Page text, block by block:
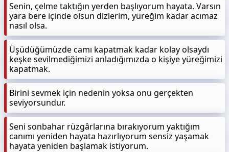
Senin, çelme taktığın yerden başlıyorum hayata. Varsın
yara bere içinde olsun dizlerim, yüreğim kadar acımaz
nasıl olsa.
Üşüdüğümüzde camı kapatmak kadar kolay olsaydı
keşke sevilmediğimizi anladığımızda o kişiye yüreğimizi
kapatmak.
Birini sevmek için nedenin yoksa onu gerçekten
seviyorsundur.
Seni sonbahar rüzgârlarına bırakıyorum yaktığım
canımı yeniden hayata hazırlıyorum sensiz yaşamak
hayata yeniden başlamak istiyorum.